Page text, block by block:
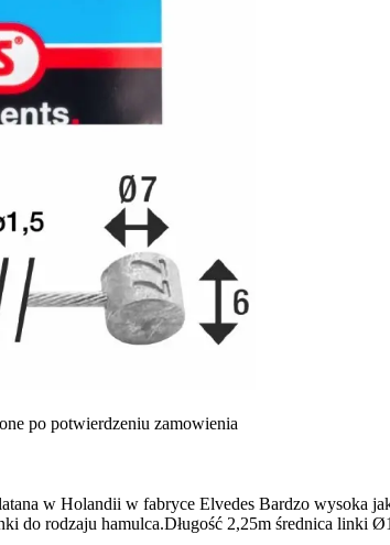
po potwierdzeniu zamowienia
w Holandii w fabryce Elvedes Bardzo wysoka
do rodzaju hamulca.Długość 2,25m średnica